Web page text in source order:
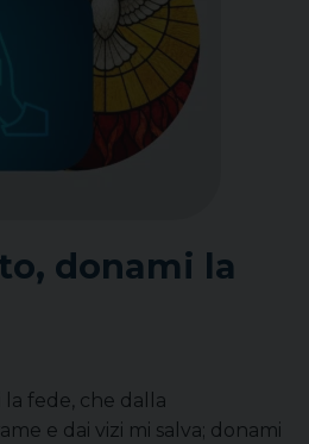
donami la
fede, che dalla
e dai vizi mi salva; donami